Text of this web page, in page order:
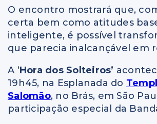
O encontro mostrará que,
certa bem como atitudes
inteligente, é possível
que parecia inalcançável em
A ‘Hora dos Solteiros’
19h45, na Esplanada do
Salomão, no Brás, em São
participação especial da